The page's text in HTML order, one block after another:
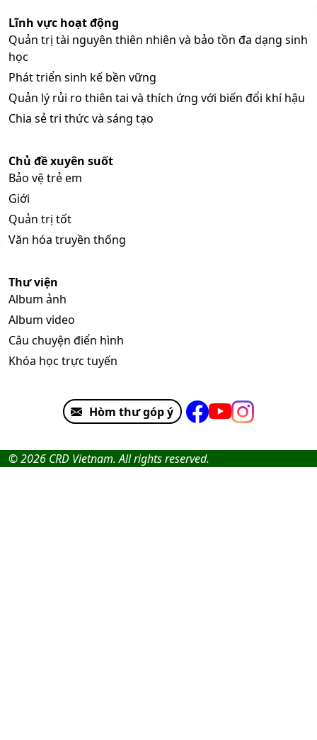
Lĩnh vực hoạt động
Quản trị tài nguyên thiên nhiên và bảo tồn đa dạng sinh
học
Phát triển sinh kế bền vững
Quản lý rủi ro thiên tai và thích ứng với biến đổi khí hậu
Chia sẻ tri thức và sáng tạo
Chủ đề xuyên suốt
Bảo vệ trẻ em
Giới
Quản trị tốt
Văn hóa truyền thống
Thư viện
Album ảnh
Album video
Câu chuyện điển hình
Khóa học trực tuyến
Hòm thư góp ý
© 2026 CRD Vietnam. All rights reserved.